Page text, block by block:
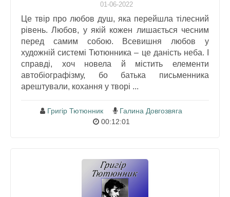
01-06-2022
Це твір про любов душ, яка перейшла тілесний
рівень. Любов, у якій кожен лишається чесним
перед самим собою. Всевишня любов у
художній системі Тютюнника – це даність неба. І
справді, хоч новела й містить елементи
автобіографізму, бо батька письменника
арештували, кохання у творі ...
Григір Тютюнник
Галина Довгозвяга
00:12:01